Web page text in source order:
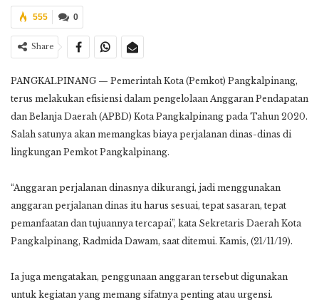
0
555
Share
PANGKALPINANG — Pemerintah Kota (Pemkot) Pangkalpinang,
terus melakukan efisiensi dalam pengelolaan Anggaran Pendapatan
dan Belanja Daerah (APBD) Kota Pangkalpinang pada Tahun 2020.
Salah satunya akan memangkas biaya perjalanan dinas-dinas di
lingkungan Pemkot Pangkalpinang.
“Anggaran perjalanan dinasnya dikurangi, jadi menggunakan
anggaran perjalanan dinas itu harus sesuai, tepat sasaran, tepat
pemanfaatan dan tujuannya tercapai”, kata Sekretaris Daerah Kota
Pangkalpinang, Radmida Dawam, saat ditemui. Kamis, (21/11/19).
Ia juga mengatakan, penggunaan anggaran tersebut digunakan
untuk kegiatan yang memang sifatnya penting atau urgensi.